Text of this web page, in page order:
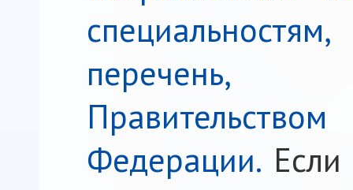
перечень,
Федерации.Если